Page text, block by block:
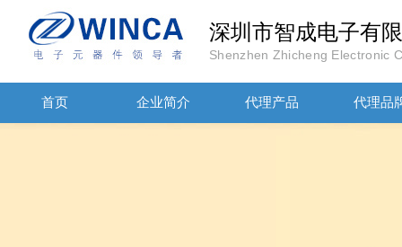
深圳市智成电子有
Shenzhen Zhicheng Electronic
首页 企业简介 代理产品 代理品